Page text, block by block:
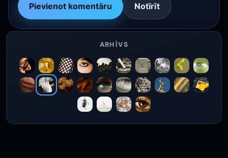
Pievienot komentāru Notīrīt
ARHĪVS